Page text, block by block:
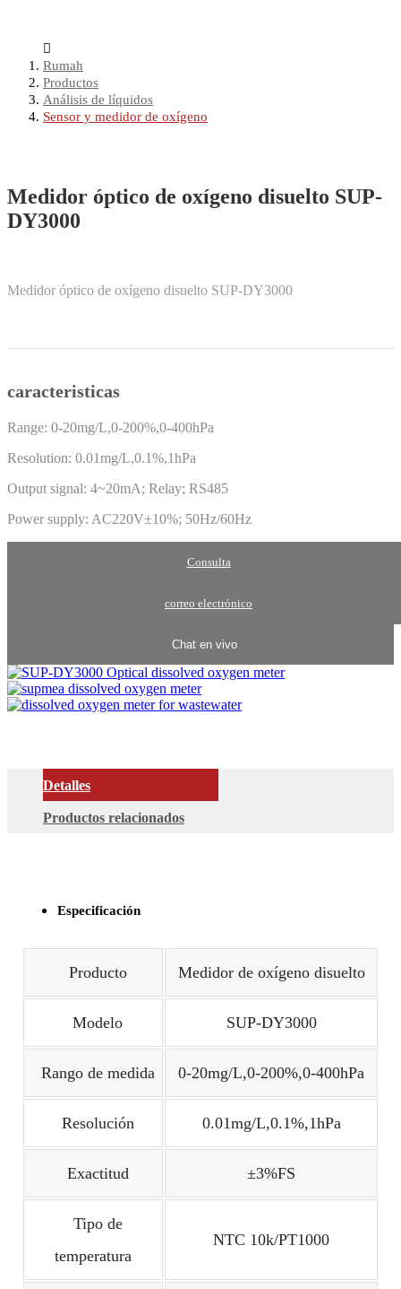
Rumah
Productos
Análisis de líquidos
Sensor y medidor de oxígeno
Medidor óptico de oxígeno disuelto SUP-
DY3000
Medidor óptico de oxígeno disuelto SUP-DY3000
caracteristicas
Range: 0-20mg/L,0-200%,0-400hPa
Resolution: 0.01mg/L,0.1%,1hPa
Output signal: 4~20mA; Relay; RS485
Power supply: AC220V±10%; 50Hz/60Hz
Consulta
correo electrónico
Chat en vivo
Detalles
Productos relacionados
Especificación
Producto Medidor de oxígeno disuelto
Modelo SUP-DY3000
Rango de medida 0-20mg/L,0-200%,0-400hPa
Resolución 0.01mg/L,0.1%,1hPa
Exactitud ±3%FS
Tipo de
temperatura
NTC 10k/PT1000